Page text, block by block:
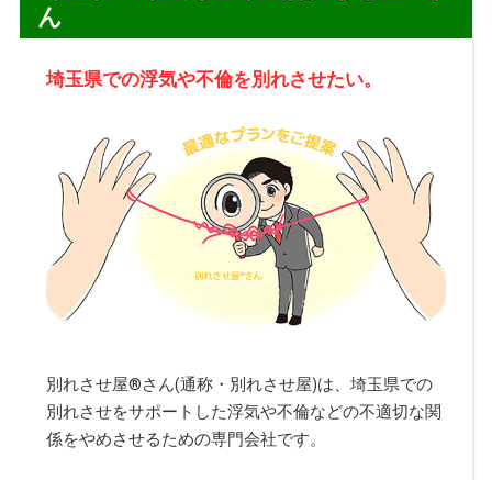
ん
埼玉県での浮気や不倫を別れさせたい。
別れさせ屋®さん(通称・別れさせ屋)は、埼玉県での
別れさせをサポートした浮気や不倫などの不適切な関
係をやめさせるための専門会社です。